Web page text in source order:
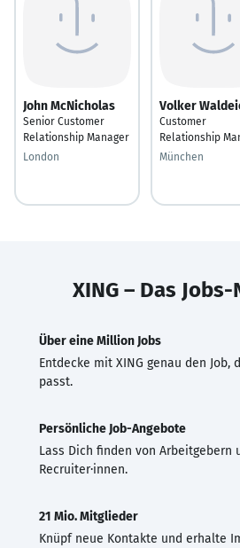
John McNicholas
Senior Customer
Relationship Manager
London
Volker
Customer
Relationship
München
XING – Das
Über eine Million Jobs
Entdecke mit XING genau den Job,
passt.
Persönliche Job-Angebote
Lass Dich finden von Arbeitgebern
Recruiter·innen.
21 Mio. Mitglieder
Knüpf neue Kontakte und erhalte